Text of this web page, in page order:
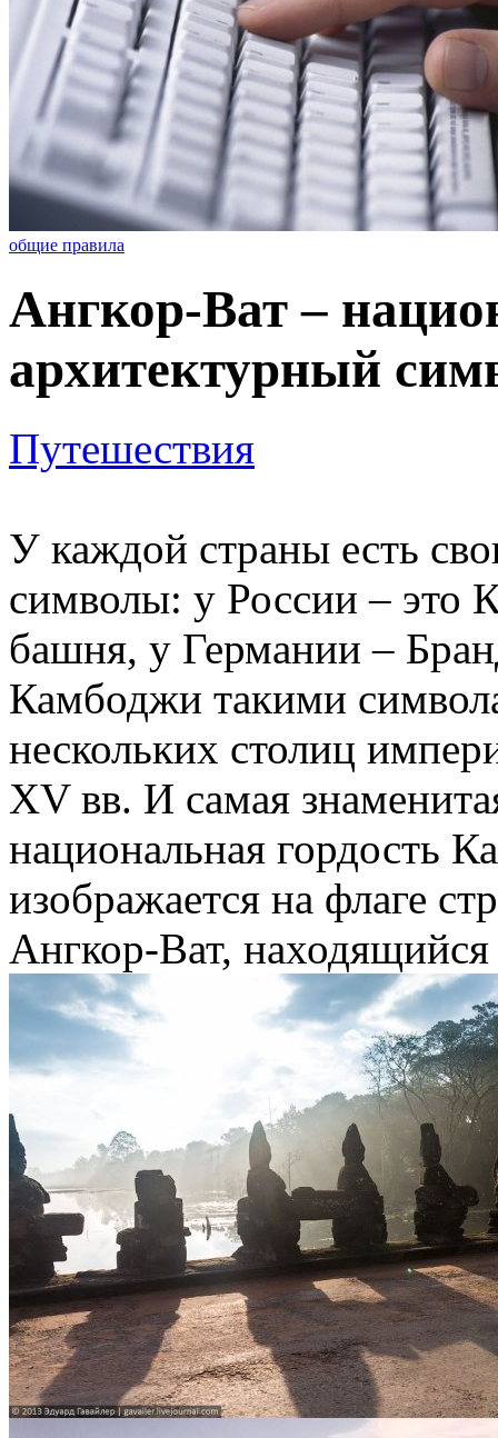
общие правила
Ангкор-Ват –
архитектурный
Путешествия
У каждой страны есть
символы: у России – это
башня, у Германии –
Камбоджи такими
нескольких столиц
XV вв. И самая
национальная гордость
изображается на флаге
Ангкор-Ват,